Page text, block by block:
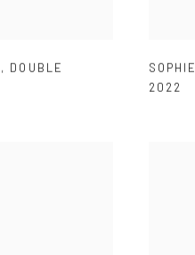
, DOUBLE
2022